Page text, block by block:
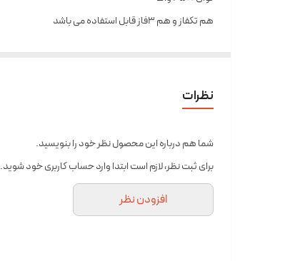
هم تکفاز و هم 3فاز قابل استفاده می باشد
نظرات
شما هم درباره این محصول نظر خود را بنویسید.
برای ثبت نظر، لازم است ابتدا وارد حساب کاربری خود شوید.
افزودن نظر